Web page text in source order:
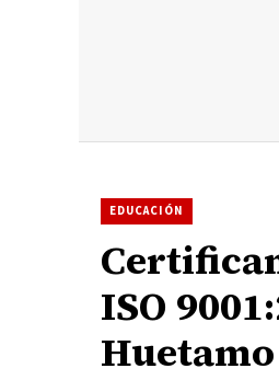
EDUCACIÓN
ISO
Huetamo